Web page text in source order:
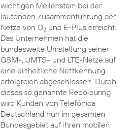
wichtigen Meilenstein bei der
laufenden Zusammenführung der
Netze von O2und E-Plus erreicht.
Das Unternehmen hat die
bundesweite Umstellung seiner
GSM-, UMTS- und LTE-Netze auf
eine einheitliche Netzkennung
erfolgreich abgeschlossen. Durch
dieses so genannte Recolouring
wird Kunden von Telefónica
Deutschland nun im gesamten
Bundesgebiet auf ihren mobilen